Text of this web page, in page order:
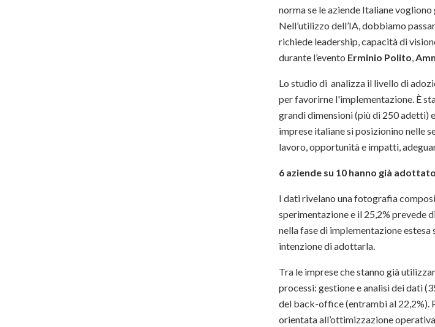
norma se le aziende Italiane
Nell’utilizzo dell’IA, dobbiamo
richiede leadership, capacità di
durante l’evento Erminio Polito
Lo studio di analizza il livello di
per favorirne l'implementazione. È
grandi dimensioni (più di 250 adetti)
imprese italiane si posizionino nelle
lavoro, opportunità e impatti,
6 aziende su 10 hanno già
I dati rivelano una fotografia
sperimentazione e il 25,2% prevede
nella fase di implementazione estesa
intenzione di adottarla.
Tra le imprese che stanno già
processi: gestione e analisi dei dati
del back-office (entrambi al 22,2%).
orientata all’ottimizzazione